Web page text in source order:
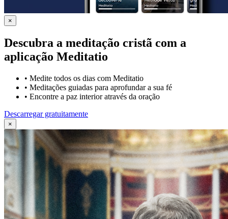
×
Descubra a meditação cristã com a
aplicação Meditatio
• Medite todos os dias com Meditatio
• Meditações guiadas para aprofundar a sua fé
• Encontre a paz interior através da oração
Descarregar gratuitamente
×